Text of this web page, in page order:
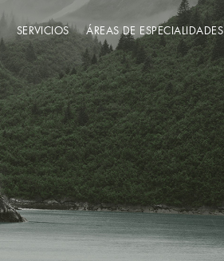
SERVICIOS ÁREAS DE ESPECIALIDADES